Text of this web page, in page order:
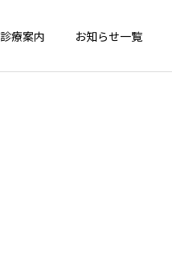
診療案内 お知らせ一覧